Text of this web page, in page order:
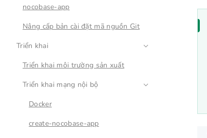
nocobase-app
Nâng cấp bản cài đặt mã nguồn Git
Triển khai
Triển khai môi trường sản xuất
Triển khai mạng nội bộ
Docker
create-nocobase-app